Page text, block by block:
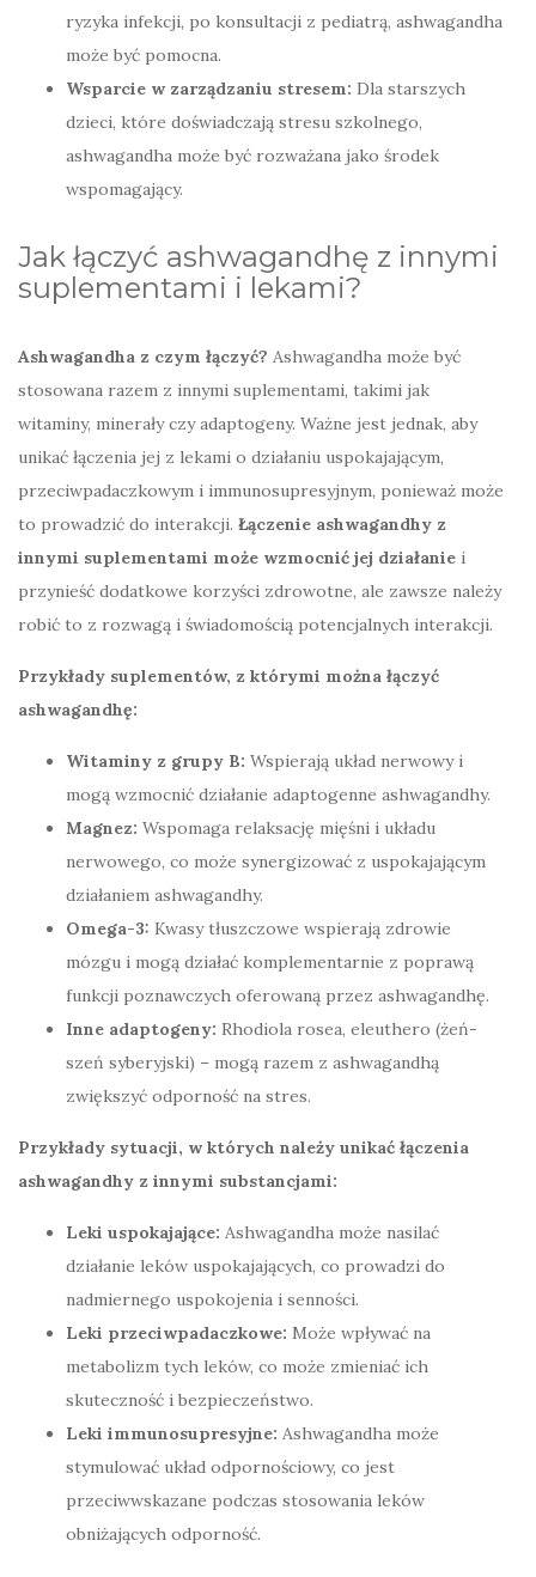
ryzyka infekcji, po konsultacji z pediatrą, ashwagandha
może być pomocna.
Wsparcie w zarządzaniu stresem: Dla starszych
dzieci, które doświadczają stresu szkolnego,
ashwagandha może być rozważana jako środek
wspomagający.
Jak łączyć ashwagandhę z innymi
suplementami i lekami?
Ashwagandha z czym łączyć? Ashwagandha może być
stosowana razem z innymi suplementami, takimi jak
witaminy, minerały czy adaptogeny. Ważne jest jednak, aby
unikać łączenia jej z lekami o działaniu uspokajającym,
przeciwpadaczkowym i immunosupresyjnym, ponieważ może
to prowadzić do interakcji. Łączenie ashwagandhy z
innymi suplementami może wzmocnić jej działanie i
przynieść dodatkowe korzyści zdrowotne, ale zawsze należy
robić to z rozwagą i świadomością potencjalnych interakcji.
Przykłady suplementów, z którymi można łączyć
ashwagandhę:
Witaminy z grupy B: Wspierają układ nerwowy i
mogą wzmocnić działanie adaptogenne ashwagandhy.
Magnez: Wspomaga relaksację mięśni i układu
nerwowego, co może synergizować z uspokajającym
działaniem ashwagandhy.
Omega-3: Kwasy tłuszczowe wspierają zdrowie
mózgu i mogą działać komplementarnie z poprawą
funkcji poznawczych oferowaną przez ashwagandhę.
Inne adaptogeny: Rhodiola rosea, eleuthero (żeń-
szeń syberyjski) – mogą razem z ashwagandhą
zwiększyć odporność na stres.
Przykłady sytuacji, w których należy unikać łączenia
ashwagandhy z innymi substancjami:
Leki uspokajające: Ashwagandha może nasilać
działanie leków uspokajających, co prowadzi do
nadmiernego uspokojenia i senności.
Leki przeciwpadaczkowe: Może wpływać na
metabolizm tych leków, co może zmieniać ich
skuteczność i bezpieczeństwo.
Leki immunosupresyjne: Ashwagandha może
stymulować układ odpornościowy, co jest
przeciwwskazane podczas stosowania leków
obniżających odporność.